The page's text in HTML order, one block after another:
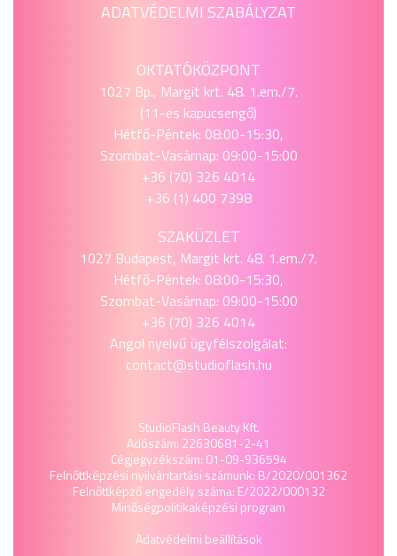
ADATVÉDELMI SZABÁLYZAT
OKTATÓKÖZPONT
1027 Bp., Margit krt. 48. 1.em./7.
(11-es kapucsengő)
Hétfő-Péntek: 08:00-15:30,
Szombat-Vasárnap: 09:00-15:00
+36 (70) 326 4014
+36 (1) 400 7398
SZAKÜZLET
1027 Budapest, Margit krt. 48. 1.em./7.
Hétfő-Péntek: 08:00-15:30,
Szombat-Vasárnap: 09:00-15:00
+36 (70) 326 4014
Angol nyelvű ügyfélszolgálat:
contact@studioflash.hu
StudioFlash Beauty Kft.
Adószám: 22630681-2-41
Cégjegyzékszám: 01-09-936594
Felnőttképzési nyilvántartási számunk: B/2020/001362
Felnőttképző engedély száma: E/2022/000132
Minőségpolitikaképzési program
Adatvédelmi beállítások